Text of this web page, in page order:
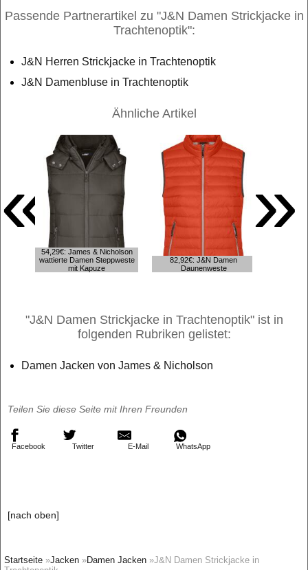
Passende Partnerartikel zu "J&N Damen Strickjacke in
Trachtenoptik":
J&N Herren Strickjacke in Trachtenoptik
J&N Damenbluse in Trachtenoptik
Ähnliche Artikel
«
54,29€: James & Nicholson
wattierte Damen Steppweste
mit Kapuze
82,92€: J&N Damen
Daunenweste
»
"J&N Damen Strickjacke in Trachtenoptik" ist in
folgenden Rubriken gelistet:
Damen Jacken von James & Nicholson
Teilen Sie diese Seite mit Ihren Freunden
Facebook Twitter E-Mail WhatsApp
[nach oben]
Startseite »Jacken »Damen Jacken »J&N Damen Strickjacke in